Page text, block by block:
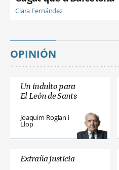
Clara Fernández
OPINIÓN
Un indulto para
El León de Sants
Joaquim Roglan i
Llop
Extraña justicia